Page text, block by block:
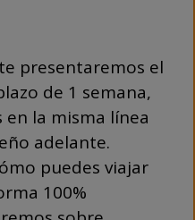
presentaremos el
de 1 semana,
la misma línea
adelante.
puedes viajar
100%